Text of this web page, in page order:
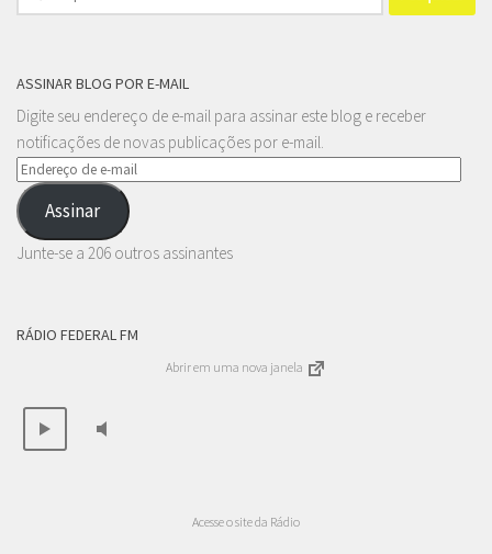
por:
ASSINAR BLOG POR E-MAIL
Digite seu endereço de e-mail para assinar este blog e receber
notificações de novas publicações por e-mail.
Endereço
de
e-
mail
Assinar
Junte-se a 206 outros assinantes
RÁDIO FEDERAL FM
Abrir em uma nova janela
Acesse o site da Rádio